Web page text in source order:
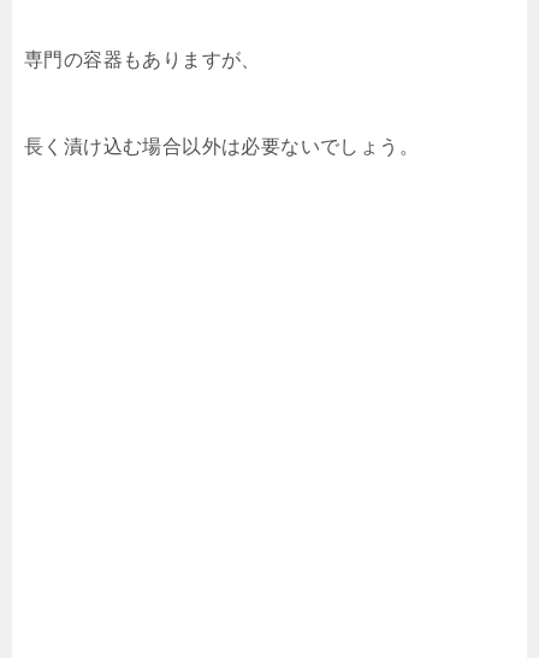
専門の容器もありますが、
長く漬け込む場合以外は必要ないでしょう。